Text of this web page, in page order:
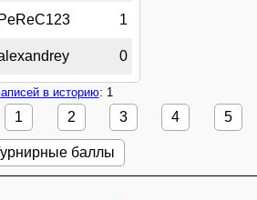
PeReC123 1
0
в историю: 1
1 2 3 4 5
баллы